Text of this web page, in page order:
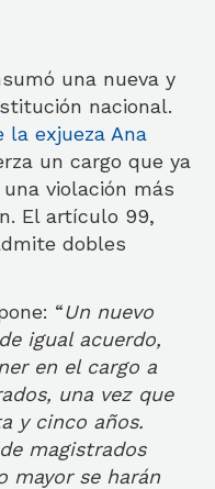
una nueva y
nacional.
la exjueza Ana
un cargo que ya
violación más
El artículo 99,
dobles
“Un nuevo
igual acuerdo,
en el cargo a
una vez que
y cinco años.
magistrados
mayor se harán